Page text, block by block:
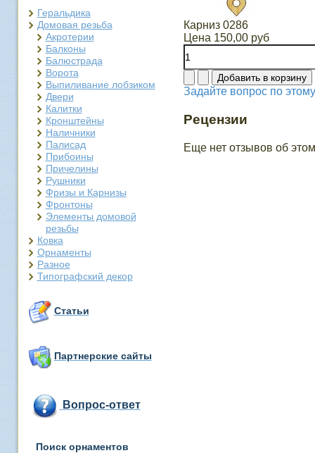
Геральдика
Домовая резьба
Акротерии
Балконы
Балюстрада
Ворота
Выпиливание лобзиком
Двери
Калитки
Кронштейны
Наличники
Палисад
Прибоины
Причелины
Рушники
Фризы и Карнизы
Фронтоны
Элементы домовой
резьбы
Ковка
Орнаменты
Разное
Типографский декор
Статьи
Партнерские сайты
Вопрос-ответ
Поиск орнаментов
Карниз 0286
Цена 150,00 руб
Задайте вопрос по
Рецензии
Еще нет отзывов об